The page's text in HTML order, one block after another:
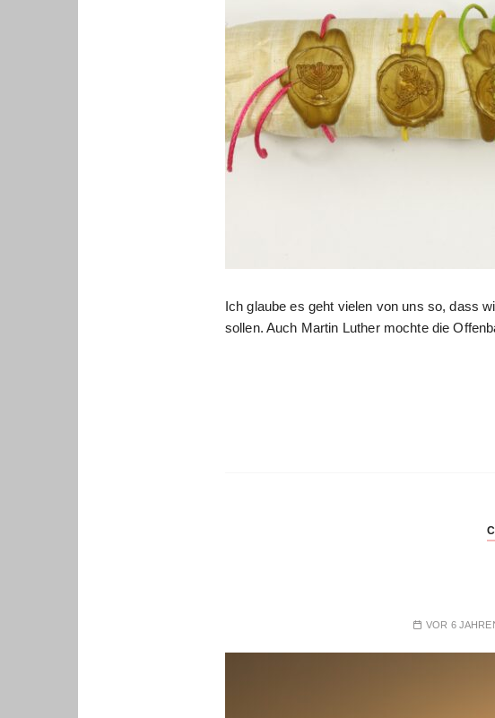
Ich glaube es geht vielen von uns so, dass
sollen. Auch Martin Luther mochte die
VOR 6